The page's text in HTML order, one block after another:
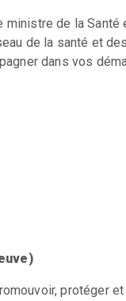
de la
de la santé et
dans vos